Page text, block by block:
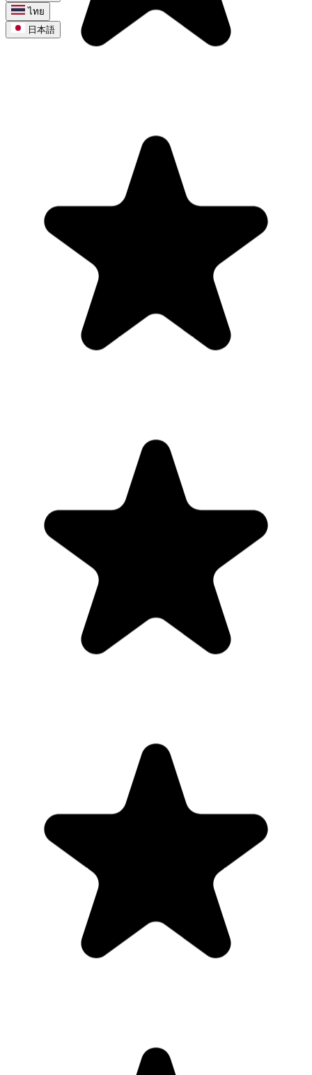
ไทย
日本語